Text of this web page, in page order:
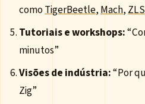
comoTigerBeetle,Mach,ZLS
Tutoriais e workshops:
minutos”
Visões de indústria:“Por
Zig”